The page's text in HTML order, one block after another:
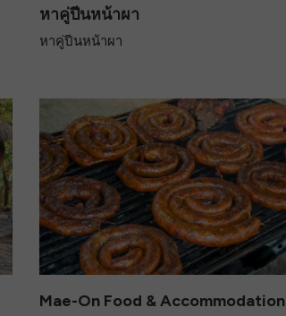
หาคู่ปีนหน้าผา
หาคู่ปีนหน้าผา
Mae-On Food & Accommodation